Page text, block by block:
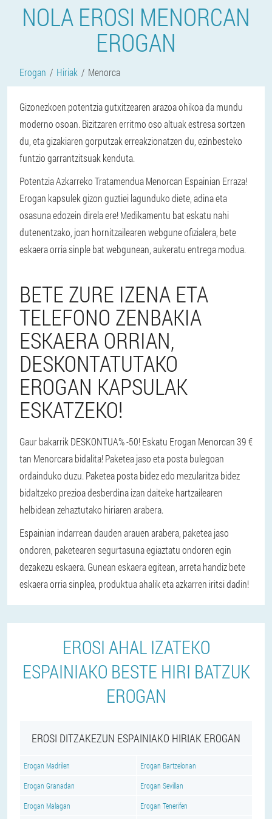
NOLA EROSI MENORCAN
EROGAN
Erogan Hiriak Menorca
Gizonezkoen potentzia gutxitzearen arazoa ohikoa da mundu
moderno osoan. Bizitzaren erritmo oso altuak estresa sortzen
du, eta gizakiaren gorputzak erreakzionatzen du, ezinbesteko
funtzio garrantzitsuak kenduta.
Potentzia Azkarreko Tratamendua Menorcan Espainian Erraza!
Erogan kapsulek gizon guztiei lagunduko diete, adina eta
osasuna edozein direla ere! Medikamentu bat eskatu nahi
dutenentzako, joan hornitzailearen webgune ofizialera, bete
eskaera orria sinple bat webgunean, aukeratu entrega modua.
BETE ZURE IZENA ETA
TELEFONO ZENBAKIA
ESKAERA ORRIAN,
DESKONTATUTAKO
EROGAN KAPSULAK
ESKATZEKO!
Gaur bakarrik DESKONTUA% -50! Eskatu Erogan Menorcan 39 €
tan Menorcara bidalita! Paketea jaso eta posta bulegoan
ordainduko duzu. Paketea posta bidez edo mezularitza bidez
bidaltzeko prezioa desberdina izan daiteke hartzailearen
helbidean zehaztutako hiriaren arabera.
Espainian indarrean dauden arauen arabera, paketea jaso
ondoren, paketearen segurtasuna egiaztatu ondoren egin
dezakezu eskaera. Gunean eskaera egitean, arreta handiz bete
eskaera orria sinplea, produktua ahalik eta azkarren iritsi dadin!
EROSI AHAL IZATEKO
ESPAINIAKO BESTE HIRI BATZUK
EROGAN
EROSI DITZAKEZUN ESPAINIAKO HIRIAK EROGAN
Erogan Madrilen Erogan Bartzelonan
Erogan Granadan Erogan Sevillan
Erogan Malagan Erogan Tenerifen